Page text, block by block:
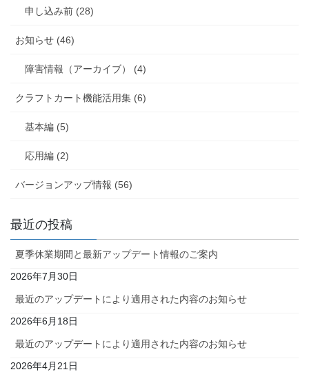
申し込み前 (28)
お知らせ (46)
障害情報（アーカイブ） (4)
クラフトカート機能活用集 (6)
基本編 (5)
応用編 (2)
バージョンアップ情報 (56)
最近の投稿
夏季休業期間と最新アップデート情報のご案内
2026年7月30日
最近のアップデートにより適用された内容のお知らせ
2026年6月18日
最近のアップデートにより適用された内容のお知らせ
2026年4月21日